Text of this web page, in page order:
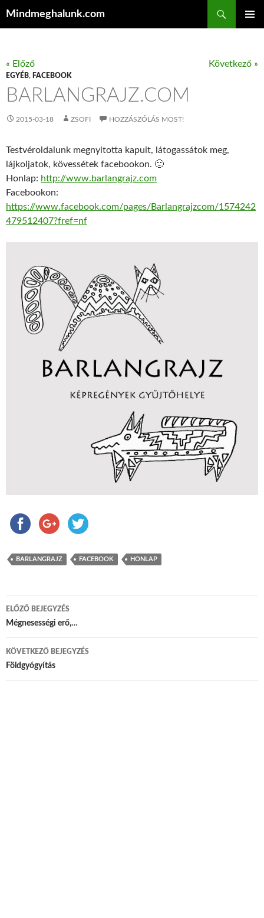
Mindmeghalunk.com
« Előző Következő »
EGYÉB, FACEBOOK
BARLANGRAJZ.COM
2015-03-18 ZSOFI HOZZÁSZÓLÁS MOST!
Testvéroldalunk megnyitotta kapuit, látogassátok meg,
lájkoljatok, kövessétek facebookon. 🙂
Honlap: http://www.barlangrajz.com
Facebookon:
https://www.facebook.com/pages/Barlangrajzcom/1574242
479512407?fref=nf
BARLANGRAJZ FACEBOOK HONLAP
Bejegyzés navigáció
ELŐZŐ BEJEGYZÉS
Mégnesességi erő,…
KÖVETKEZŐ BEJEGYZÉS
Földgyógyítás